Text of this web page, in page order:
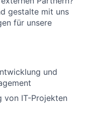
gestalte mit uns
für unsere
und
von IT-Projekten